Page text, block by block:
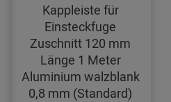
Kappleiste für
Einsteckfuge
Zuschnitt 120 mm
Länge 1 Meter
Aluminium walzblank
0,8 mm (Standard)